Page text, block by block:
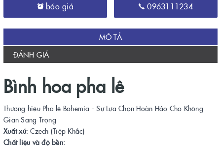
báo giá 0963111234
MÔ TẢ
ĐÁNH GIÁ
Bình hoa pha lê
Thương hiệu Pha lê Bohemia - Sự Lựa Chọn Hoàn Hảo Cho Không
Gian Sang Trọng
Xuất xứ: Czech (Tiệp Khắc)
Chất liệu và độ bền: